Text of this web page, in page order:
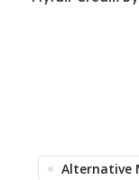
Alternative